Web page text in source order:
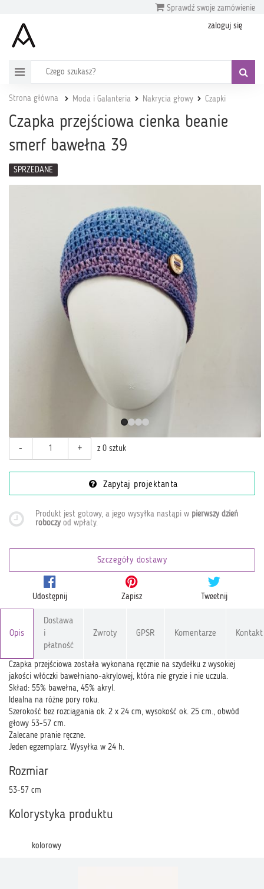
Sprawdź swoje zamówienie
zaloguj się
Strona główna Moda i Galanteria Nakrycia głowy Czapki
Czapka przejściowa cienka beanie
smerf bawełna 39
SPRZEDANE
- + z 0 sztuk
Zapytaj projektanta
Produkt jest gotowy, a jego wysyłka nastąpi w pierwszy dzień
roboczy od wpłaty.
Szczegóły dostawy
Udostępnij Zapisz Tweetnij
Opis
Dostawa
i
płatność
Zwroty GPSR Komentarze Kontakt
Czapka przejściowa została wykonana ręcznie na szydełku z wysokiej
jakości włóczki bawełniano-akrylowej, która nie gryzie i nie uczula.
Skład: 55% bawełna, 45% akryl.
Idealna na różne pory roku.
Szerokość bez rozciągania ok. 2 x 24 cm, wysokość ok. 25 cm., obwód
głowy 53-57 cm.
Zalecane pranie ręczne.
Jeden egzemplarz. Wysyłka w 24 h.
Rozmiar
53-57 cm
Kolorystyka produktu
kolorowy